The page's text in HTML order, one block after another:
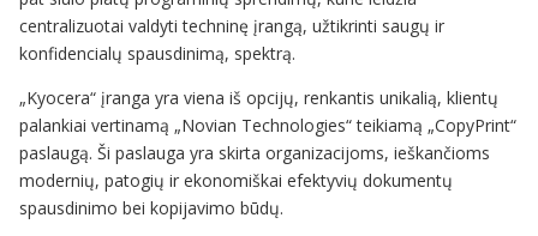
centralizuotai valdyti techninę įrangą, užtikrinti saugų ir
konfidencialų spausdinimą, spektrą.
„Kyocera“ įranga yra viena iš opcijų, renkantis unikalią, klientų
palankiai vertinamą „Novian Technologies“ teikiamą „CopyPrint“
paslaugą. Ši paslauga yra skirta organizacijoms, ieškančioms
modernių, patogių ir ekonomiškai efektyvių dokumentų
spausdinimo bei kopijavimo būdų.